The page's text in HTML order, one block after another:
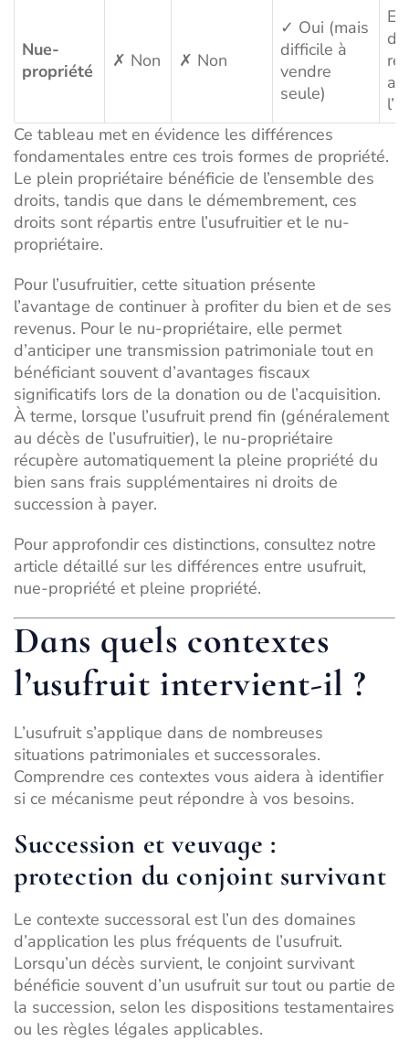
Nue-
propriété
✗ Non ✗ Non
✓ Oui (mais
difficile à
vendre
seule)
Ce tableau met en évidence les différences
fondamentales entre ces trois formes de propriété.
Le plein propriétaire bénéficie de l’ensemble des
droits, tandis que dans le démembrement, ces
droits sont répartis entre l’usufruitier et le nu-
propriétaire.
Pour l’usufruitier, cette situation présente
l’avantage de continuer à profiter du bien et de ses
revenus. Pour le nu-propriétaire, elle permet
d’anticiper une transmission patrimoniale tout en
bénéficiant souvent d’avantages fiscaux
significatifs lors de la donation ou de l’acquisition.
À terme, lorsque l’usufruit prend fin (généralement
au décès de l’usufruitier), le nu-propriétaire
récupère automatiquement la pleine propriété du
bien sans frais supplémentaires ni droits de
succession à payer.
Pour approfondir ces distinctions, consultez notre
article détaillé sur les différences entre usufruit,
nue-propriété et pleine propriété.
Dans quels contextes
l’usufruit intervient-il ?
L’usufruit s’applique dans de nombreuses
situations patrimoniales et successorales.
Comprendre ces contextes vous aidera à identifier
si ce mécanisme peut répondre à vos besoins.
Succession et veuvage :
protection du conjoint survivant
Le contexte successoral est l’un des domaines
d’application les plus fréquents de l’usufruit.
Lorsqu’un décès survient, le conjoint survivant
bénéficie souvent d’un usufruit sur tout ou partie de
la succession, selon les dispositions testamentaires
ou les règles légales applicables.